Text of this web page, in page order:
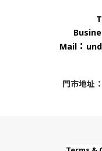
Mail ：
門市地址